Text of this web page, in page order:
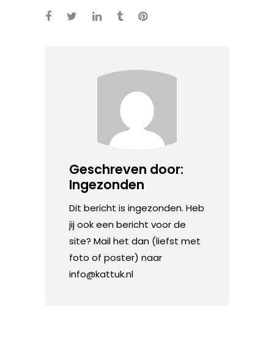
Geschreven door:
Ingezonden
Dit bericht is ingezonden. Heb
jij ook een bericht voor de
site? Mail het dan (liefst met
foto of poster) naar
info@kattuk.nl